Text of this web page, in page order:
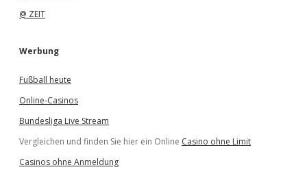
@ ZEIT
Werbung
Fußball heute
Online-Casinos
Bundesliga Live Stream
Vergleichen und finden Sie hier ein Online Casino ohne Limit
Casinos ohne Anmeldung